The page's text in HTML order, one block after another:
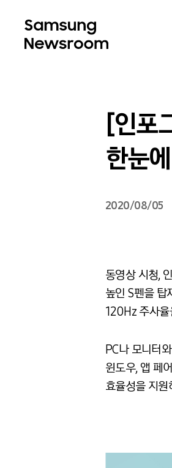
[인포
한눈
2020/08/05
동영상 시청,
높인 S펜을 탑
120Hz 주사율
PC나 모니터
윈도우, 앱 페
효율성을 지